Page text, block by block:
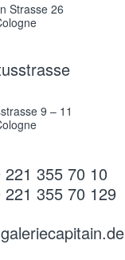
Strasse 26
9 – 11
355 70 10
221 355 70 129